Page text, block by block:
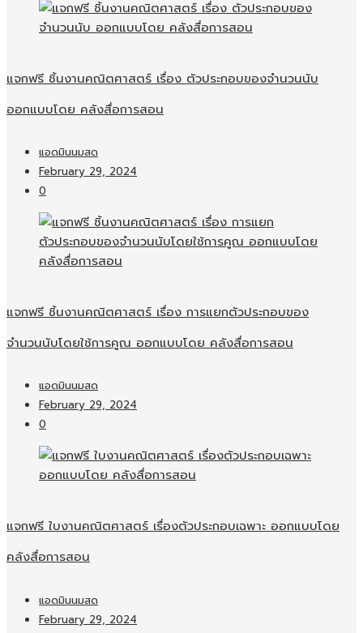
แจกฟรี ชิ้นงานคณิตศาสตร์ เรื่อง ตัวประกอบของจำนวนนับ
ออกแบบโดย คลังสื่อการสอน
แอดมินนมสด
February 29, 2024
0
แจกฟรี ชิ้นงานคณิตศาสตร์ เรื่อง การแยกตัวประกอบของ
จำนวนนับโดยใช้การคูณ ออกแบบโดย คลังสื่อการสอน
แอดมินนมสด
February 29, 2024
0
แจกฟรี ใบงานคณิตศาสตร์ เรื่องตัวประกอบเฉพาะ ออกแบบโดย
คลังสื่อการสอน
แอดมินนมสด
February 29, 2024